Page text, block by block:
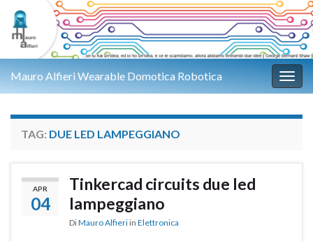
Mauro Alfieri Wearable Domotica Robotica
TAG: DUE LED LAMPEGGIANO
APR
04
Tinkercad circuits due led
lampeggiano
DiMauro Alfieri in Elettronica